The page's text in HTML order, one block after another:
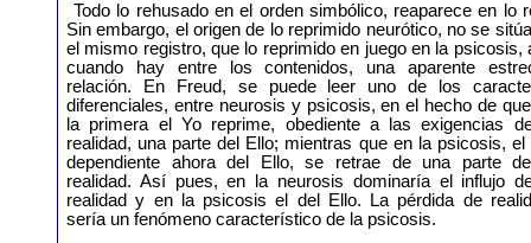
Todo lo rehusado en el orden simbólico, reaparece en lo
Sin embargo, el origen de lo reprimido neurótico, no se
el mismo registro, que lo reprimido en juego en la psicosis,
cuando hay entre los contenidos, una aparente
relación. En Freud, se puede leer uno de los
diferenciales, entre neurosis y psicosis, en el hecho de
la primera el Yo reprime, obediente a las exigencias
realidad, una parte del Ello; mientras que en la psicosis, el
dependiente ahora del Ello, se retrae de una parte
realidad. Así pues, en la neurosis dominaría el influjo
realidad y en la psicosis el del Ello. La pérdida de
sería un fenómeno característico de la psicosis.